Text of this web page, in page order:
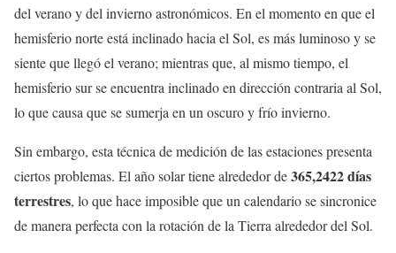
del verano y del invierno astronómicos. En el momento en que el
hemisferio norte está inclinado hacia el Sol, es más luminoso y se
siente que llegó el verano; mientras que, al mismo tiempo, el
hemisferio sur se encuentra inclinado en dirección contraria al Sol,
lo que causa que se sumerja en un oscuro y frío invierno.
Sin embargo, esta técnica de medición de las estaciones presenta
ciertos problemas. El año solar tiene alrededor de365,2422 días
terrestres, lo que hace imposible que un calendario se sincronice
de manera perfecta con la rotación de la Tierra alrededor del Sol.